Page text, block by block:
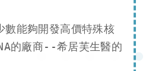
數能夠開發高價特殊核
的廠商--希居芙生醫的